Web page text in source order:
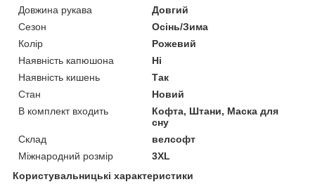
Довжина рукава
Довгий
Сезон
Осінь/Зима
Колір
Рожевий
Наявність капюшона
Ні
Наявність кишень
Так
Стан
Новий
В комплект входить
Кофта, Штани, Маска для
сну
Склад
велсофт
Міжнародний розмір
3XL
Користувальницькі характеристики